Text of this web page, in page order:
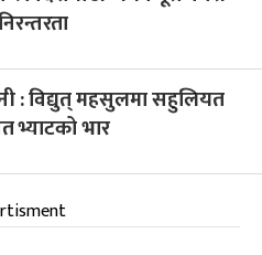
: विद्युत् महसुलमा सहुलियत
भ्याटको भार